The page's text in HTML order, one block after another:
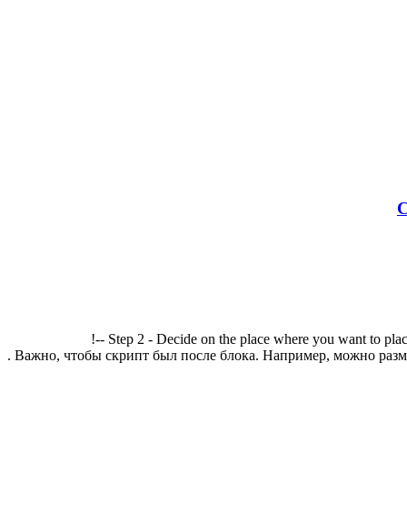
!-- Step 2 - Decide on the place where you want to
. Важно, чтобы скрипт был после блока. Например, можно